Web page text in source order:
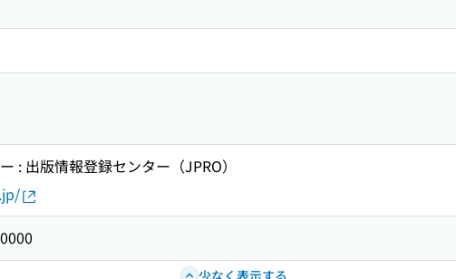
: 出版情報登録センター（JPRO）
少なく表示する